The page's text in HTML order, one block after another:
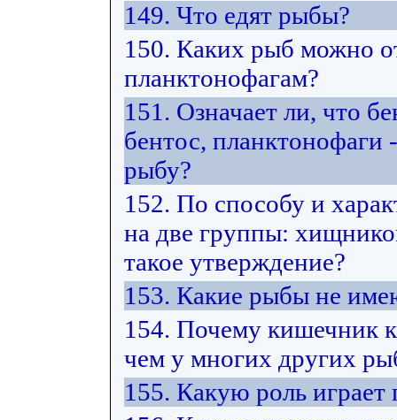
149. Что едят рыбы?
150. Каких рыб можно
планктонофагам?
151. Означает ли, что
бентос,
рыбу?
152. По способу и
на две группы:
такое утверждение?
153. Какие рыбы не
154. Почему кишечник
чем у многих других
155. Какую роль играет